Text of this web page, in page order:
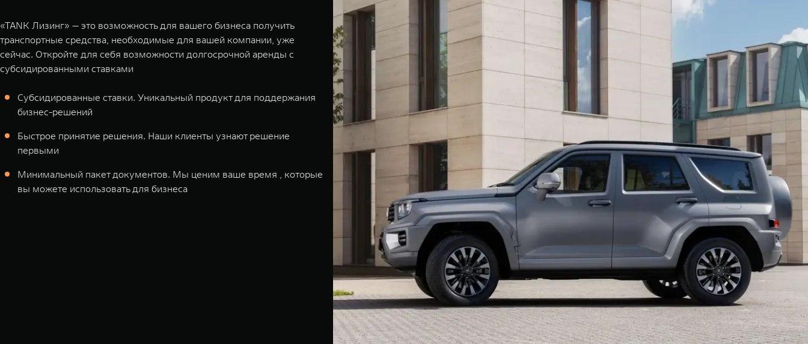
«TANK Лизинг» — это возможность для вашего бизнеса получить
транспортные средства, необходимые для вашей компании, уже
сейчас. Откройте для себя возможности долгосрочной аренды с
субсидированными ставками
Cубсидированные ставки. Уникальный продукт для поддержания
бизнес-решений
Быстрое принятие решения. Наши клиенты узнают решение
первыми
Минимальный пакет документов. Мы ценим ваше время , которые
вы можете использовать для бизнеса